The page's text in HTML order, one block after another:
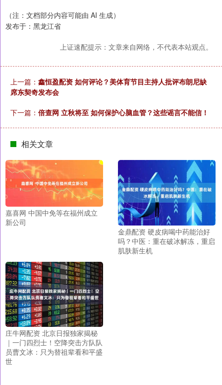
（注：文档部分内容可能由 AI 生成）
发布于：黑龙江省
上证速配提示：文章来自网络，不代表本站观点。
上一篇： 鑫恒盈配资 如何评论？美体育节目主持人批评布朗尼缺
席东契奇发布会
下一篇： 倍查网 立秋将至 如何保护心脑血管？这些谣言不能信！
相关文章
嘉喜网 中国中免等在福州成立
新公司
金鼎配资 硬皮病喝中药能治好
吗？中医：重在破冰解冻，重启
肌肤新生机
庄牛网配资 北京日报独家揭秘
｜一门四烈士！空降突击方队队
员曹文冰：只为替祖辈看和平盛
世